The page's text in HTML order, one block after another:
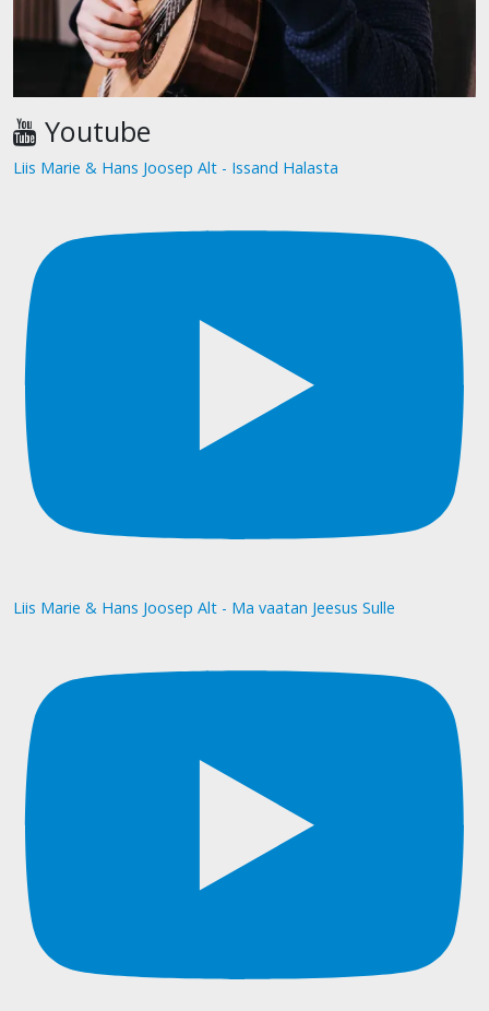
Youtube
Liis Marie & Hans Joosep Alt - Issand Halasta
Liis Marie & Hans Joosep Alt - Ma vaatan Jeesus Sulle